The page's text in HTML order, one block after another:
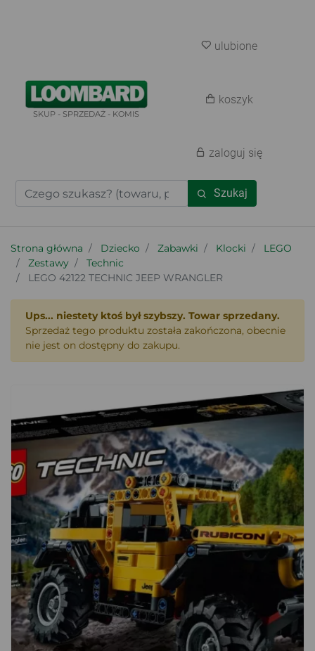
SKUP - SPRZEDAŻ - KOMIS
Szukaj
ulubione
koszyk
zaloguj się
Strona główna Dziecko Zabawki Klocki
LEGO
Zestawy
Technic
LEGO 42122 TECHNIC JEEP WRANGLER
Ups... niestety ktoś był szybszy. Towar sprzedany.
Sprzedaż tego produktu została zakończona, obecnie
nie jest on dostępny do zakupu.